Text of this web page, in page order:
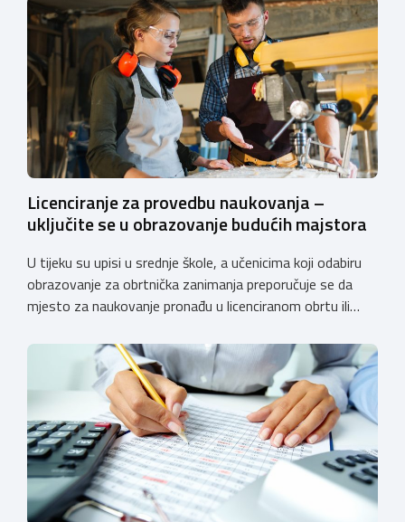
Licenciranje za provedbu naukovanja –
uključite se u obrazovanje budućih majstora
U tijeku su upisi u srednje škole, a učenicima koji odabiru
obrazovanje za obrtnička zanimanja preporučuje se da
mjesto za naukovanje pronađu u licenciranom obrtu ili
koji još nemaju licenciju da pokrenu postupak
licenciranja kako bi budućim učenicima omogućili
kvalitetno i sigurno stjecanje praktičnih znanja, a
istodobno ulagali u razvoj […]